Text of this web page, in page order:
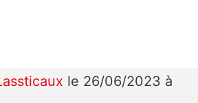
le 26/06/2023 à